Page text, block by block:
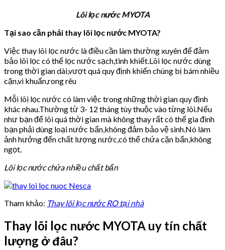
Lõi lọc nước MYOTA
Tại sao cần phải thay lõi lọc nước MYOTA?
Việc thay lõi lọc nước là điều cần làm thường xuyên để đảm
bảo lõi lọc có thể lọc nước sạch,tinh khiết.Lõi lọc nước dùng
trong thời gian dài,vượt quá quy định khiến chúng bị bám nhiều
cặn,vi khuẩn,rong rêu
Mỗi lõi lọc nước có làm việc trong những thời gian quy định
khác nhau.Thường từ 3- 12 tháng tùy thuộc vào từng lõi.Nếu
như bạn để lõi quá thời gian mà không thay rất có thể gia đình
bạn phải dùng loại nước bẩn,không đảm bảo vệ sinh.Nó làm
ảnh hưởng đến chất lượng nước,có thể chứa cặn bẩn,không
ngọt.
Lõi lọc nước chứa nhiều chất bẩn
Tham khảo: Thay lõi lọc nước RO tại nhà
Thay lõi lọc nước MYOTA uy tín chất
lượng ở đâu?